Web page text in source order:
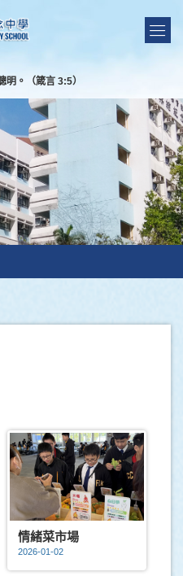
。（箴言 3:5）
情緒菜市場
2026-01-02